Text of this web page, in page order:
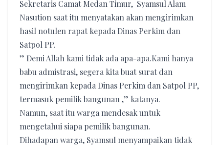
Sekretaris Camat Medan Timur, Syamsul Alam
Nasution saat itu menyatakan akan mengirimkan
hasil notulen rapat kepada Dinas Perkim dan
Satpol PP.
” Demi Allah kami tidak ada apa-apa.Kami hanya
babu admistrasi, segera kita buat surat dan
mengirimkan kepada Dinas Perkim dan Satpol PP,
termasuk pemilik bangunan ,” katanya.
Namun, saat itu warga mendesak untuk
mengetahui siapa pemilik bangunan.
Dihadapan warga, Syamsul menyampaikan tidak